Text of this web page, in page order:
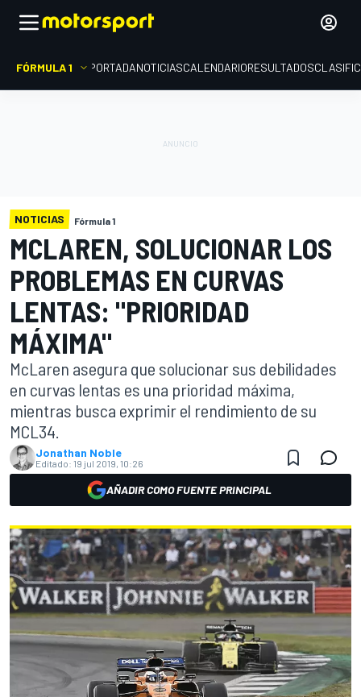
FÓRMULA 1 PORTADANOTICIASCALENDARIORESULTADOS
NOTICIAS Fórmula 1
MCLAREN, SOLUCIONAR LOS
PROBLEMAS EN CURVAS
LENTAS: "PRIORIDAD
MÁXIMA"
McLaren asegura que solucionar sus debilidades
en curvas lentas es una prioridad máxima,
mientras busca exprimir el rendimiento de su
MCL34.
Jonathan Noble
Editado: 19 jul 2019, 10:26
AÑADIR COMO FUENTE PRINCIPAL